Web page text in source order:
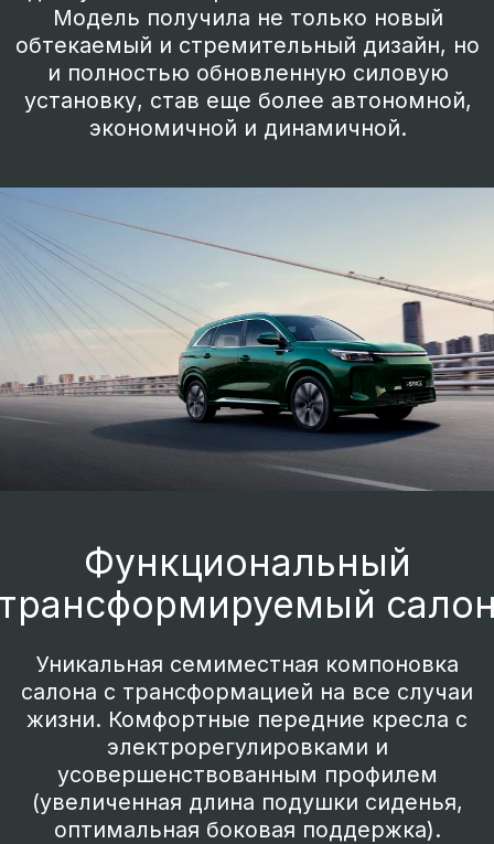
Функциональный
салон
Уникальная семиместная компоновка
салона с трансформацией на все случаи
усовершенствованным профилем
(увеличенная длина подушки сиденья,
оптимальная боковая поддержка).
Премиальная конфигурация консоли
трансмиссионного тоннеля с
интегрированными подстаканниками,
разъемами для зарядки смартфона и
мощной беспроводной зарядкой.
Селектор выбора направления движения
на рулевой колонке.
Обновленный EVOLUTE i-
SPACE.
Гибридный кроссовер,
устремленный в будущее
с заботой о настоящем.